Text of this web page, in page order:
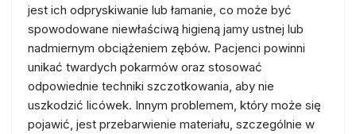
jest ich odpryskiwanie lub łamanie, co może być
spowodowane niewłaściwą higieną jamy ustnej lub
nadmiernym obciążeniem zębów. Pacjenci powinni
unikać twardych pokarmów oraz stosować
odpowiednie techniki szczotkowania, aby nie
uszkodzić licówek. Innym problemem, który może się
pojawić, jest przebarwienie materiału, szczególnie w